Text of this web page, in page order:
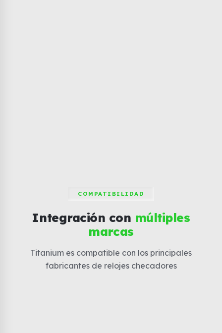
COMPATIBILIDAD
Integración con múltiples
marcas
Titanium es compatible con los principales
fabricantes de relojes checadores